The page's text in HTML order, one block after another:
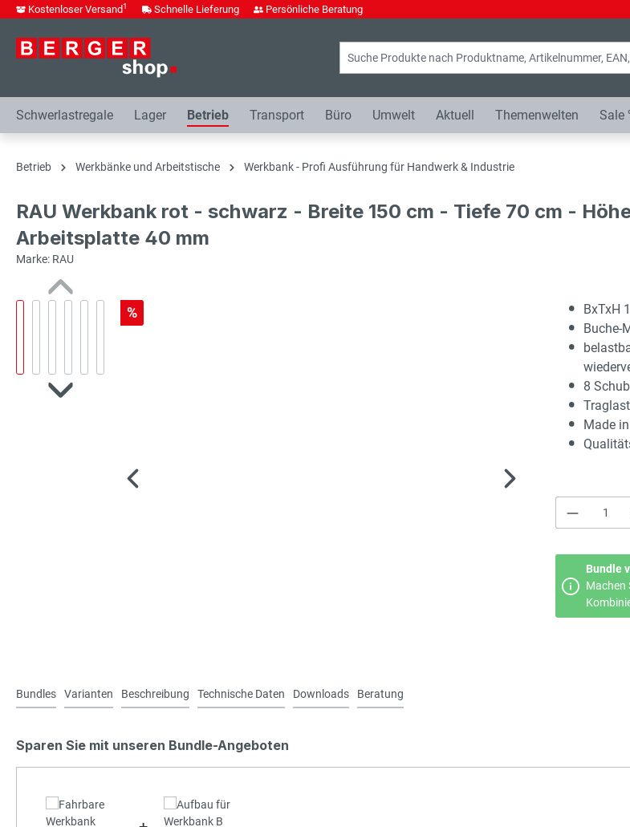
Zur Hauptnavigation springen
Kostenloser Versand1 Schnelle Lieferung Persönliche Beratung
Schwerlastregale Lager Betrieb Transport Büro Umwelt Aktuell Themenwelten Sale
Betrieb Werkbänke und Arbeitstische Werkbank - Profi Ausführung für Handwerk & Industrie
RAU Werkbank rot - schwarz - Breite 150 cm - Tiefe 70 cm -
Arbeitsplatte 40 mm
Marke: RAU
%
BxTxH
Buche-
8
Made
Bundle
Machen
Bundles Varianten Beschreibung Technische Daten Downloads Beratung
Sparen Sie mit unseren Bundle-Angeboten